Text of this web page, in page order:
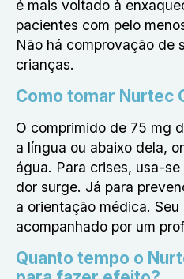
é mais voltado à
pacientes com pelo
Não há comprovação de
crianças.
Como tomar Nurtec
O comprimido de 75 mg
a língua ou abaixo dela,
água. Para crises, usa-
dor surge. Já para
a orientação médica.
acompanhado por um
Quanto tempo o